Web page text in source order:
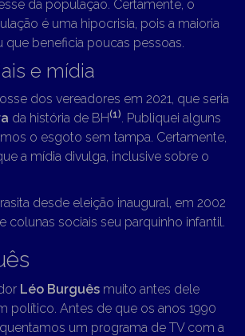
da população. Certamente, o
é uma hipocrisia, pois a maioria
que beneficia poucas pessoas.
e mídia
dos vereadores em 2021, que seria
da história de BH(1)
. Publiquei alguns
o esgoto sem tampa. Certamente,
a mídia divulga, inclusive sobre o
desde eleição inaugural, em 2002
colunas sociais seu parquinho infantil.
Léo Burguês muito antes dele
político. Antes de que os anos 1990
um programa de TV com a